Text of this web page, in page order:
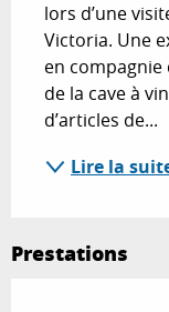
lors d’une
Victoria. Une
en
de la cave à
d’articles de...
Lire la
Prestations